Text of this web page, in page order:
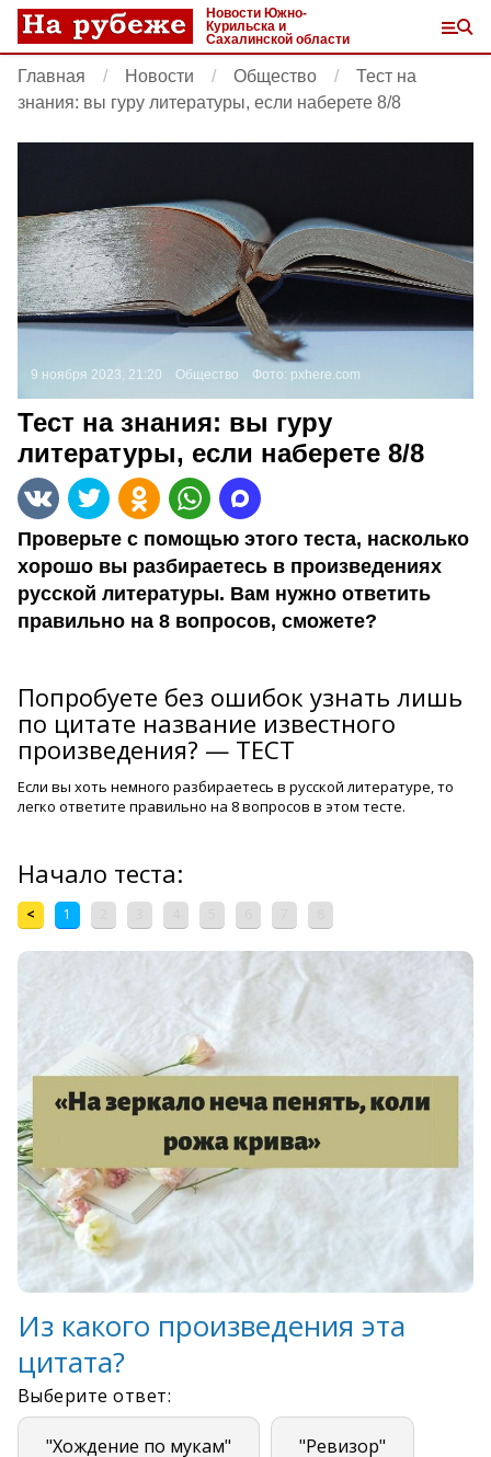
Новости Южно-
Курильска и
Сахалинской области
Главная Новости Общество
Тест на
знания: вы гуру литературы, если наберете 8/8
9 ноября 2023, 21:20 Общество Фото: pxhere.com
Тест на знания: вы гуру
литературы, если наберете 8/8
Проверьте с помощью этого теста, насколько
хорошо вы разбираетесь в произведениях
русской литературы. Вам нужно ответить
правильно на 8 вопросов, сможете?